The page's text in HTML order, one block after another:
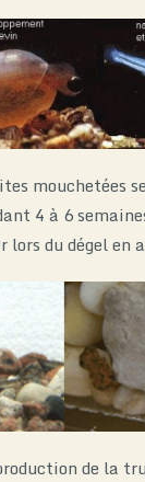
mouchetées
4 à 6
lors du dégel en
de la